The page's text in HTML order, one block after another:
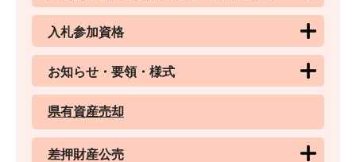
入札参加資格
お知らせ・要領・様式
県有資産売却
差押財産公売